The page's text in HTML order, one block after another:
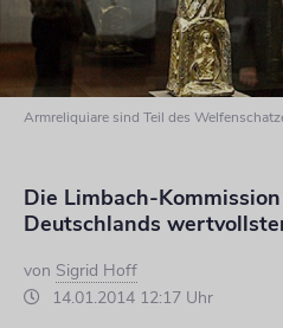
Armreliquiare sind Teil des
Die Limbach-
Deutschlands
von Sigrid Hoff
14.01.2014 12:17 Uhr